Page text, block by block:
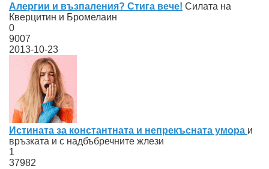
Алергии и възпаления? Стига вече! Силата на
Кверцитин и Бромелаин
0
9007
2013-10-23
Истината за константната и непрекъсната умора и
връзката и с надбъбречните жлези
1
37982